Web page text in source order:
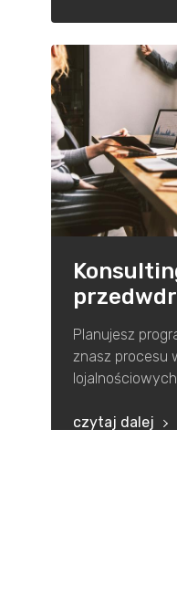
Planujesz
znasz procesu
czytaj dalej